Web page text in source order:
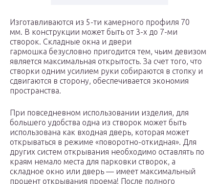
Изготавливаются из 5-ти камерного профиля 70
мм. В конструкции может быть от 3-х до 7-ми
створок. Складные окна и двери
гармошка безусловно пригодится тем, чьим девизом
является максимальная открытость. За счет того, что
створки одним усилием руки собираются в стопку и
сдвигаются в сторону, обеспечивается экономия
пространства.
При повседневном использовании изделия, для
большего удобства одна из створок может быть
использована как входная дверь, которая может
открываться в режиме «поворотно-откидная». Для
других систем открывания необходимо оставлять по
краям немало места для парковки створок, а
складное окно или дверь — имеет максимальный
процент открывания проема! После полного